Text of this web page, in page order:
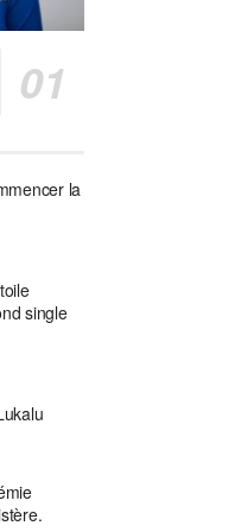
la
single